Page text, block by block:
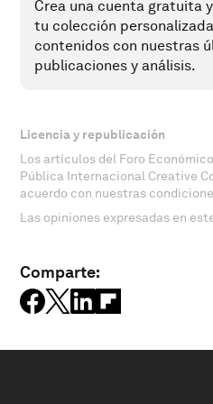
Crea una cuenta gratuita
tu colección
contenidos con nuestras
publicaciones y análisis.
Licencia y republicación
Los artículos del Foro
Pública Internacional Creative
acuerdo con nuestras
Las opiniones expresadas en
Comparte: